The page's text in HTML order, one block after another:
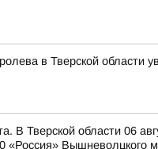
в Тверской области
В Тверской области 06
Вышневолцкого